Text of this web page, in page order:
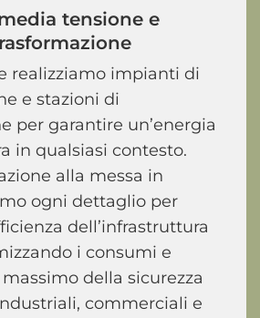
tensione e
realizziamo impianti di
e stazioni di
per garantire un’energia
in qualsiasi contesto.
alla messa in
ogni dettaglio per
dell’infrastruttura
i consumi e
della sicurezza
commerciali e